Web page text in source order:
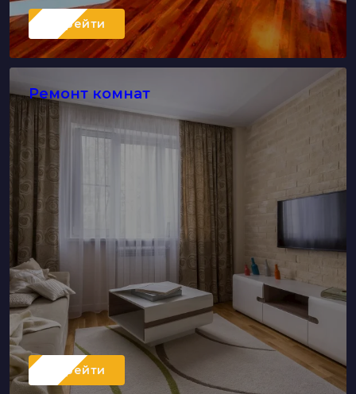
Перейти
Ремонт комнат
Перейти